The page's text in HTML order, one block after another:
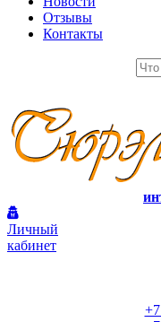
Отзывы
Контакты
Личный
кабинет